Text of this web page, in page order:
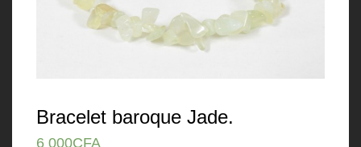
Bracelet baroque Jade.
6 000CFA